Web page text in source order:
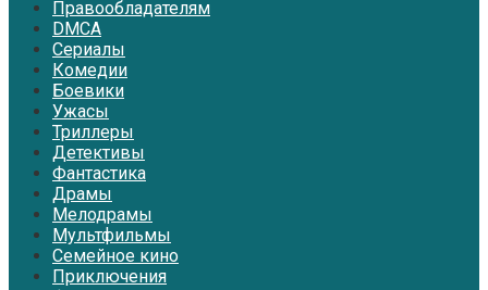
Правообладателям
DMCA
Сериалы
Комедии
Боевики
Ужасы
Триллеры
Детективы
Фантастика
Драмы
Мелодрамы
Мультфильмы
Семейное кино
Приключения